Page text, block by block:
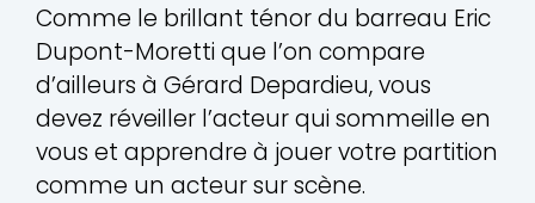
Comme le brillant ténor du barreau Eric
Dupont-Moretti que l’on compare
d’ailleurs à Gérard Depardieu, vous
devez réveiller l’acteur qui sommeille en
vous et apprendre à jouer votre partition
comme un acteur sur scène.